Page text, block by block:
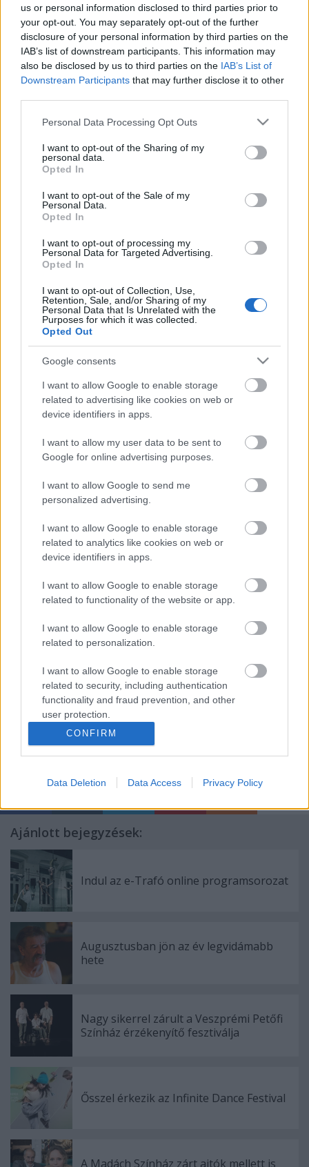
us or personal information disclosed to third parties prior to
your opt-out. You may separately opt-out of the further
disclosure of your personal information by third parties on the
IAB’s list of downstream participants. This information may
also be disclosed by us to third parties on the IAB’s List of
Downstream Participants that may further disclose it to other
Please note that this website/app uses one or more Google
not limited to your visit or usage behaviour. You may click to
grant or deny consent to Google and its third-party tags to
use your data for below specified purposes in below Google
consent section.
Personal Data Processing Opt Outs
I want to opt-out of the Sharing of my
personal data.
Opted In
I want to opt-out of the Sale of my
Personal Data.
Opted In
I want to opt-out of processing my
Personal Data for Targeted Advertising.
Opted In
I want to opt-out of Collection, Use,
Retention, Sale, and/or Sharing of my
Personal Data that Is Unrelated with the
Purposes for which it was collected.
Opted Out
Google consents
I want to allow Google to enable storage
related to advertising like cookies on web or
device identifiers in apps.
I want to allow my user data to be sent to
Google for online advertising purposes.
I want to allow Google to send me
personalized advertising.
I want to allow Google to enable storage
related to analytics like cookies on web or
device identifiers in apps.
I want to allow Google to enable storage
related to functionality of the website or app.
I want to allow Google to enable storage
related to personalization.
I want to allow Google to enable storage
related to security, including authentication
functionality and fraud prevention, and other
user protection.
CONFIRM
Data Deletion Data Access Privacy Policy
Tompa Gábor (forrás: adevarul.ro)
alkotók előadásait láthatja a rendezvény tizenkét
napja alatt, mintThomas Ostermeier
Declan
Donnellan,William Kentridge, Nagy József, Pippo
Delbono, vagy a legutóbbi fesztiválon nagy sikert
aratott dél-koreai
Jaram Lee és a szabadkai
András. Mexikóból a Lux Boreal
kortárs tánc-
társulat, Lengyelországból a Grotowski Intézet
Habima Nemzeti Színházvisszatérő vendége lesz a
fesztiválnak.
Thomas Ostermeier
A programot idén is számos járulékos esemény
beszélgetésekre a meghívott alkotókkal, előadás-
vetítésekre, valamint több új helyszínen
várják majd a fesztivál közönségét. Újdonságnak
számít, hogy az off-programban idén meghívott
előadások is szerepelnek, melyeknek az Ecsetgyár
lesz a helyszíne. A teljes program elérhető a színház
honlapján.
Ajánlott bejegyzések:
Indul az e-Trafó online programsorozat
Augusztusban jön az év legvidámabb
hete
Nagy sikerrel zárult a Veszprémi Petőfi
Színház érzékenyítő fesztiválja
Ősszel érkezik az Infinite Dance Festival
A Madách Színház zárt ajtók mellett is